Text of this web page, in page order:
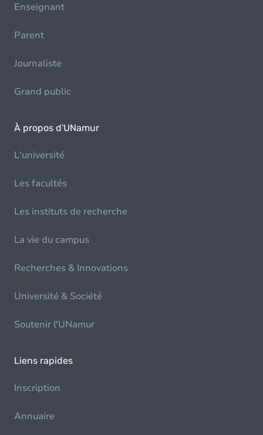
Enseignant
Parent
Journaliste
Grand public
À propos d'UNamur
L'université
Les facultés
Les instituts de recherche
La vie du campus
Recherches & Innovations
Université & Société
Soutenir l'UNamur
Liens rapides
Inscription
Annuaire